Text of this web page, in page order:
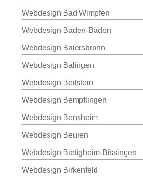
Webdesign Bad Wimpfen
Webdesign Baden-Baden
Webdesign Baiersbronn
Webdesign Balingen
Webdesign Beilstein
Webdesign Bempflingen
Webdesign Bensheim
Webdesign Beuren
Webdesign Bietigheim-Bissingen
Webdesign Birkenfeld